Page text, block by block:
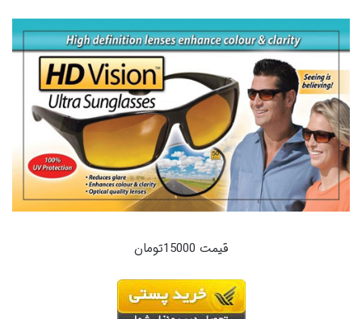
قیمت 15000تومان